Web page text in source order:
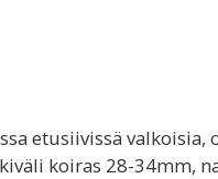
etusiivissä valkoisia,
koiras 28-34mm,